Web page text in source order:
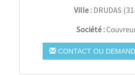
Ville : DRUDAS (
Société :
CONTACT OU